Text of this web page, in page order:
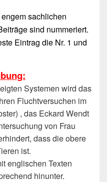
sachlichen
sind nummeriert.
Eintrag die Nr. 1 und
Systemen wird das
Fluchtversuchen im
, das Eckard Wendt
von Frau
dass die obere
ist.
englischen Texten
hinunter.